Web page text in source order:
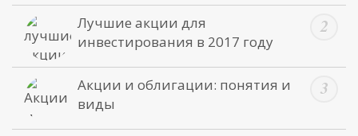
Лучшие акции для
инвестирования в 2017 году
Акции и облигации: понятия и
виды